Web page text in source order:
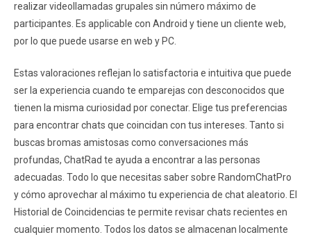
realizar videollamadas grupales sin número máximo de
participantes. Es applicable con Android y tiene un cliente web,
por lo que puede usarse en web y PC.
Estas valoraciones reflejan lo satisfactoria e intuitiva que puede
ser la experiencia cuando te emparejas con desconocidos que
tienen la misma curiosidad por conectar. Elige tus preferencias
para encontrar chats que coincidan con tus intereses. Tanto si
buscas bromas amistosas como conversaciones más
profundas, ChatRad te ayuda a encontrar a las personas
adecuadas. Todo lo que necesitas saber sobre RandomChatPro
y cómo aprovechar al máximo tu experiencia de chat aleatorio. El
Historial de Coincidencias te permite revisar chats recientes en
cualquier momento. Todos los datos se almacenan localmente